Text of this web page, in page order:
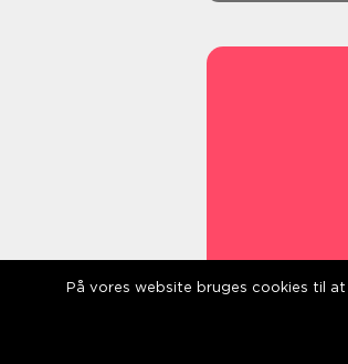
På vores website bruges cookies til